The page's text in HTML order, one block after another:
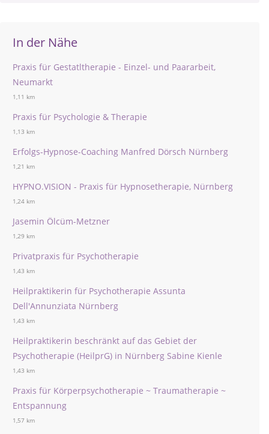
In der Nähe
Praxis für Gestatltherapie - Einzel- und Paararbeit,
Neumarkt
1,11 km
Praxis für Psychologie & Therapie
1,13 km
Erfolgs-Hypnose-Coaching Manfred Dörsch Nürnberg
1,21 km
HYPNO.VISION - Praxis für Hypnosetherapie, Nürnberg
1,24 km
Jasemin Ölcüm-Metzner
1,29 km
Privatpraxis für Psychotherapie
1,43 km
Heilpraktikerin für Psychotherapie Assunta
Dell'Annunziata Nürnberg
1,43 km
Heilpraktikerin beschränkt auf das Gebiet der
Psychotherapie (HeilprG) in Nürnberg Sabine Kienle
1,43 km
Praxis für Körperpsychotherapie ~ Traumatherapie ~
Entspannung
1,57 km